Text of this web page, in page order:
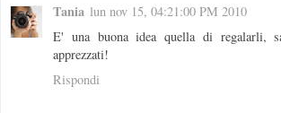
Tania lun nov 15, 04:21:00 PM 2010
E' una buona idea quella di regalarli,
apprezzati!
Rispondi